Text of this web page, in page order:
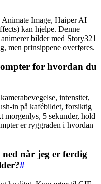
Image, Haiper AI
kan hjelpe. Denne
bilder med Story321
men prinsippene overføres.
for hvordan du
intensitet,
in på kafébildet, forsiktig
morgenlys, 5 sekunder, hold
er ryggraden i hvordan
når jeg er ferdig
#